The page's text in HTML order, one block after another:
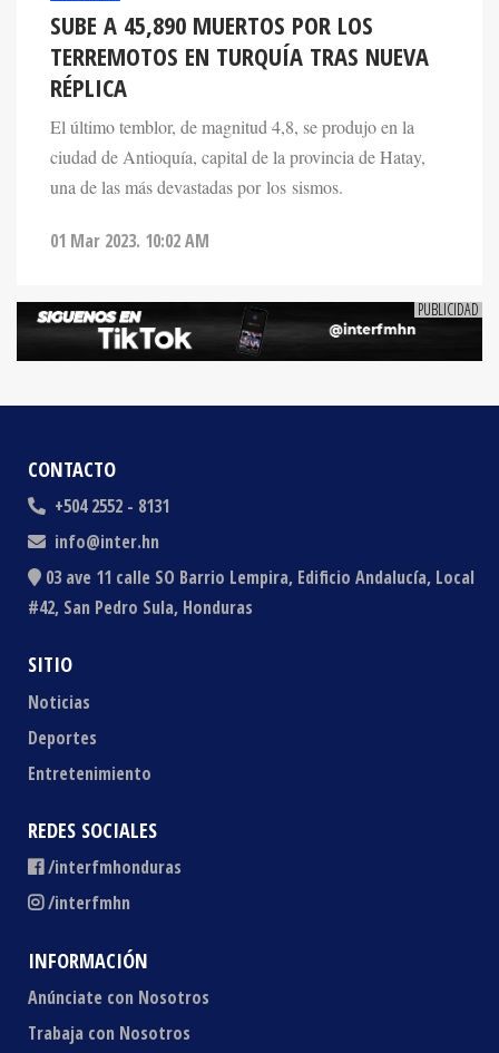
TERREMOTOS EN TURQUÍA TRAS NUEVA
RÉPLICA
El último temblor, de magnitud 4,8, se produjo en la
ciudad de Antioquía, capital de la provincia de Hatay,
una de las más devastadas por los sismos.
CONTACTO
+504 2552 - 8131
info@inter.hn
03 ave 11 calle SO Barrio Lempira, Edificio Andalucía, Local
#42, San Pedro Sula, Honduras
SITIO
Noticias
Deportes
Entretenimiento
REDES SOCIALES
/interfmhonduras
/interfmhn
INFORMACIÓN
Anúnciate con Nosotros
Trabaja con Nosotros